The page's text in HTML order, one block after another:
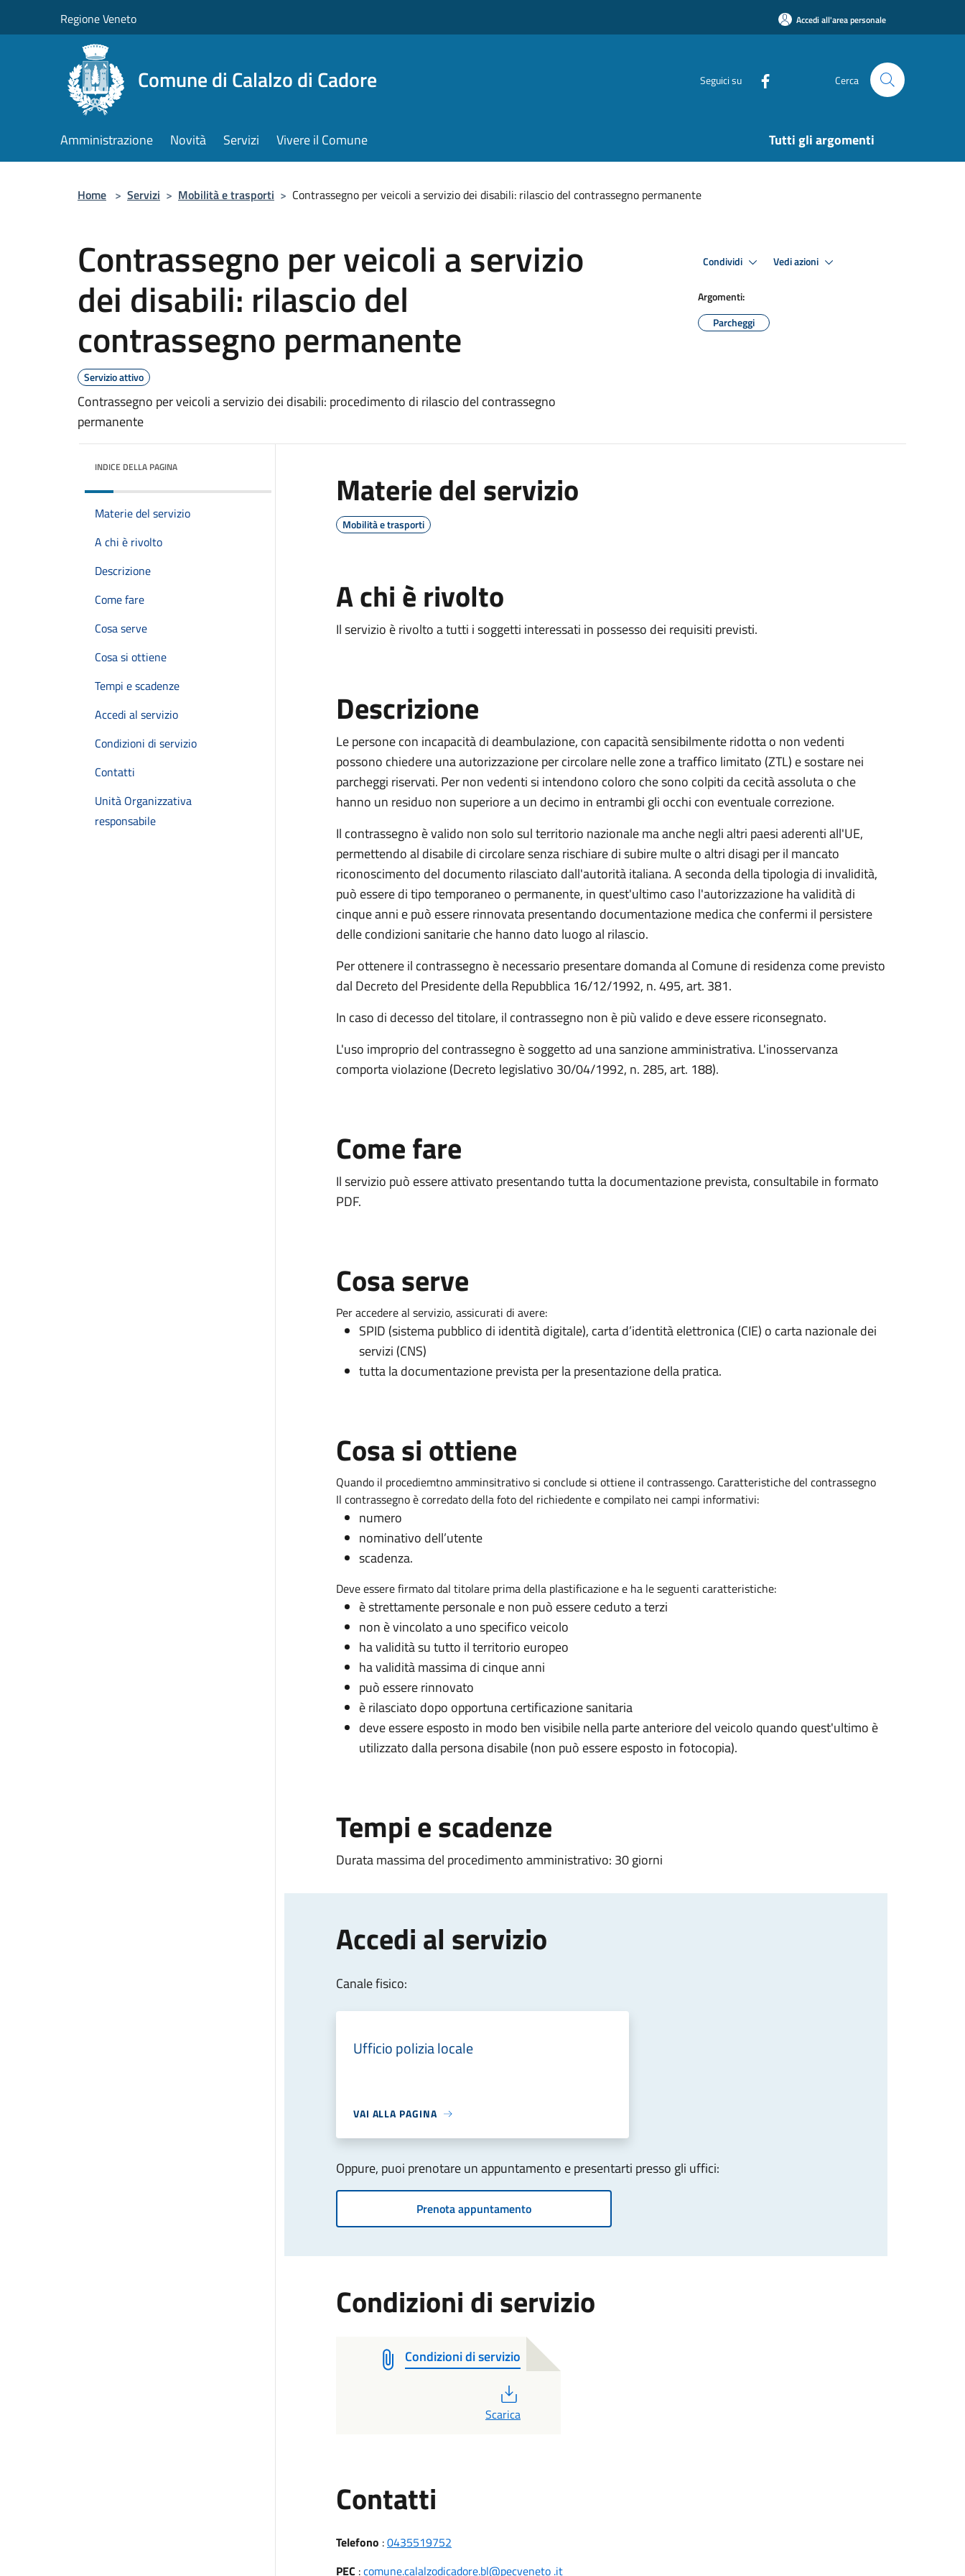
Regione Veneto Accedi all'area personale
Comune di Calalzo di Cadore Seguici su Cerca
Amministrazione Novità Servizi Vivere il Comune Tutti gli argomenti
Home > Servizi > Mobilità e trasporti > Contrassegno per veicoli a servizio dei disabili: rilascio del contrassegno permanente
Contrassegno per veicoli a servizio
dei disabili: rilascio del
contrassegno permanente
Servizio attivo
Contrassegno per veicoli a servizio dei disabili: procedimento di rilascio del contrassegno
permanente
Condividi Vedi azioni
Argomenti:
Parcheggi
INDICE DELLA PAGINA
Materie del servizio
A chi è rivolto
Descrizione
Come fare
Cosa serve
Cosa si ottiene
Tempi e scadenze
Accedi al servizio
Condizioni di servizio
Contatti
Unità Organizzativa
responsabile
Materie del servizio
Mobilità e trasporti
A chi è rivolto
Il servizio è rivolto a tutti i soggetti interessati in possesso dei requisiti previsti.
Descrizione
Le persone con incapacità di deambulazione, con capacità sensibilmente ridotta o non vedenti
possono chiedere una autorizzazione per circolare nelle zone a traffico limitato (ZTL) e sostare nei
parcheggi riservati. Per non vedenti si intendono coloro che sono colpiti da cecità assoluta o che
hanno un residuo non superiore a un decimo in entrambi gli occhi con eventuale correzione.
Il contrassegno è valido non solo sul territorio nazionale ma anche negli altri paesi aderenti all'UE,
permettendo al disabile di circolare senza rischiare di subire multe o altri disagi per il mancato
riconoscimento del documento rilasciato dall'autorità italiana. A seconda della tipologia di invalidità,
può essere di tipo temporaneo o permanente, in quest'ultimo caso l'autorizzazione ha validità di
cinque anni e può essere rinnovata presentando documentazione medica che confermi il persistere
delle condizioni sanitarie che hanno dato luogo al rilascio.
Per ottenere il contrassegno è necessario presentare domanda al Comune di residenza come previsto
dal Decreto del Presidente della Repubblica 16/12/1992, n. 495, art. 381.
In caso di decesso del titolare, il contrassegno non è più valido e deve essere riconsegnato.
L'uso improprio del contrassegno è soggetto ad una sanzione amministrativa. L'inosservanza
comporta violazione (Decreto legislativo 30/04/1992, n. 285, art. 188).
Come fare
Il servizio può essere attivato presentando tutta la documentazione prevista, consultabile in formato
PDF.
Cosa serve
Per accedere al servizio, assicurati di avere:
SPID (sistema pubblico di identità digitale), carta d’identità elettronica (CIE) o carta nazionale dei
servizi (CNS)
tutta la documentazione prevista per la presentazione della pratica.
Cosa si ottiene
Quando il procediemtno amminsitrativo si conclude si ottiene il contrassengo. Caratteristiche del contrassegno
Il contrassegno è corredato della foto del richiedente e compilato nei campi informativi:
numero
nominativo dell’utente
scadenza.
Deve essere firmato dal titolare prima della plastificazione e ha le seguenti caratteristiche:
è strettamente personale e non può essere ceduto a terzi
non è vincolato a uno specifico veicolo
ha validità su tutto il territorio europeo
ha validità massima di cinque anni
può essere rinnovato
è rilasciato dopo opportuna certificazione sanitaria
deve essere esposto in modo ben visibile nella parte anteriore del veicolo quando quest'ultimo è
utilizzato dalla persona disabile (non può essere esposto in fotocopia).
Tempi e scadenze
Durata massima del procedimento amministrativo: 30 giorni
Accedi al servizio
Canale fisico:
Ufficio polizia locale
VAI ALLA PAGINA
Oppure, puoi prenotare un appuntamento e presentarti presso gli uffici:
Prenota appuntamento
Condizioni di servizio
Condizioni di servizio
Scarica
Contatti
Telefono :0435519752
PEC :comune.calalzodicadore.bl@pecveneto .it